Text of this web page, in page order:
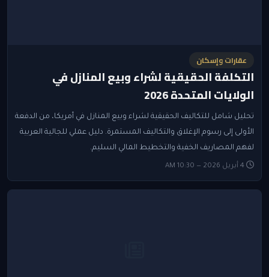
عقارات وإسكان
التكلفة الحقيقية لشراء وبيع المنازل في
الولايات المتحدة 2026
تحليل شامل للتكاليف الحقيقية لشراء وبيع المنازل في أمريكا، من الدفعة
الأولى إلى رسوم الإغلاق والتكاليف المستمرة. دليل عملي للجالية العربية
لفهم المصاريف الخفية والتخطيط المالي السليم.